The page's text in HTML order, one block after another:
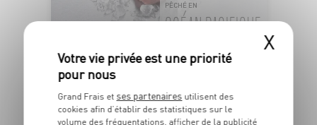
PÊCHÉ EN
OCÉAN PACIFIQUE
PAVÉ DE THON ALBACORE SASHIMI
Barquette de poids variable
OFFRE APP
X
Grand Frais et ses partenaires utilisent des
cookies afin d’établir des statistiques sur le
volume des fréquentations, afficher de la publicité